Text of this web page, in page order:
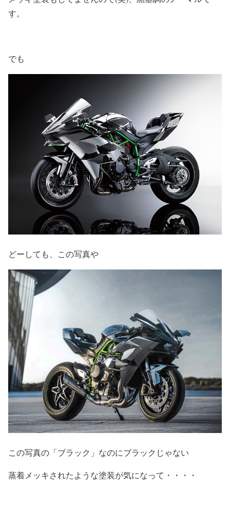
す。
でも
どーしても、この写真や
この写真の「ブラック」なのにブラックじゃない
蒸着メッキされたような塗装が気になって・・・・